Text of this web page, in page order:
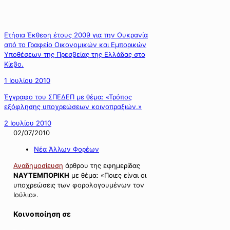
Ετήσια Έκθεση έτους 2009 για την Ουκρανία
από το Γραφείο Οικονομικών και Εμπορικών
Υποθέσεων της Πρεσβείας της Ελλάδας στο
Κίεβο.
1 Ιουλίου 2010
Έγγραφο του ΣΠΕΔΕΠ με θέμα: «Τρόπος
εξόφλησης υποχρεώσεων κοινοπραξιών.»
2 Ιουλίου 2010
02/07/2010
Νέα Άλλων Φορέων
Αναδημοσίευση άρθρου της εφημερίδας
ΝΑΥΤΕΜΠΟΡΙΚΗ με θέμα: «Ποιες είναι οι
υποχρεώσεις των φορολογουμένων τον
Ιούλιο».
Κοινοποίηση σε